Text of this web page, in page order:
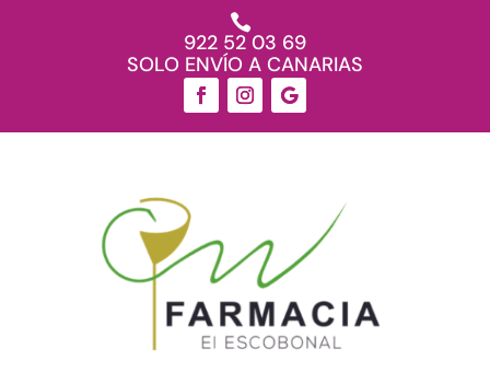

922 52 03 69
SOLO ENVÍO A CANARIAS